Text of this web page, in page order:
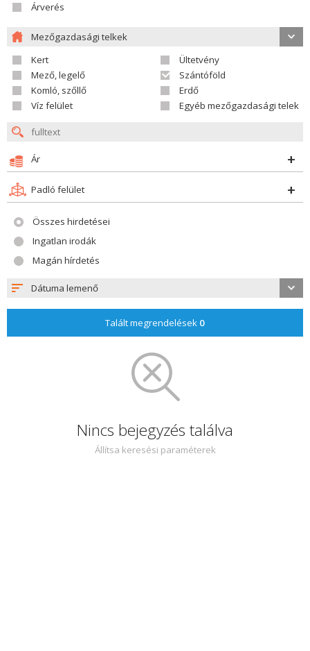
Árverés
Mezőgazdasági telkek
Kert
Ültetvény
Mező, legelő
Szántóföld
Komló, szőllő
Erdő
Víz felület
Egyéb mezőgazdasági telek
Ár
Padló felület
Összes hirdetései
Ingatlan irodák
Magán hírdetés
Dátuma lemenő
Talált megrendelések 0
Nincs bejegyzés találva
Állítsa keresési paraméterek